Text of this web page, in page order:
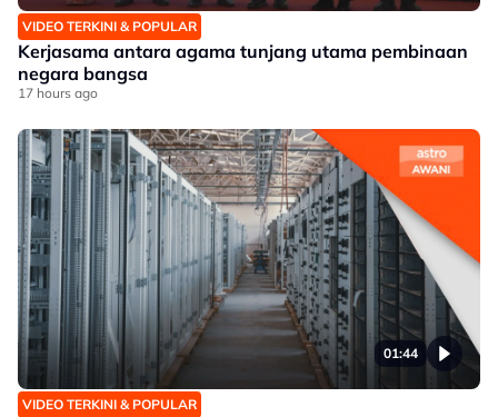
VIDEO TERKINI & POPULAR
Kerjasama antara agama tunjang utama pembinaan
negara bangsa
17 hours ago
01:44
VIDEO TERKINI & POPULAR